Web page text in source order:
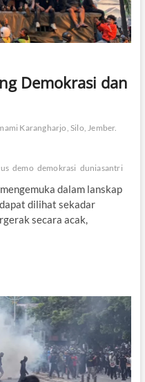
Demokrasi dan
Karangharjo, Silo, Jember.
demo demokrasi duniasantri
dalam lanskap
dilihat sekadar
secara acak,